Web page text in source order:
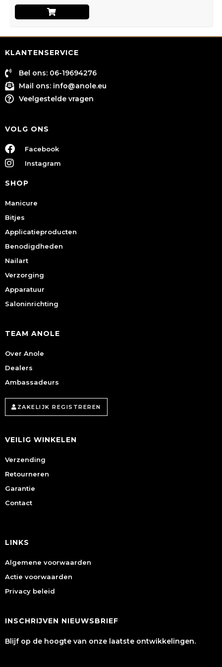
KLANTENSERVICE
Bel ons: 06-19694276
Mail ons: info@anole.eu
Veelgestelde vragen
VOLG ONS
Facebook
Instagram
SHOP
Manicure
Bitjes
Applicatieproducten
Benodigdheden
Nailart
Verzorging
Apparatuur
Saloninrichting
TEAM ANOLE
Over Anole
Dealers
Ambassadeurs
ZAKELIJK REGISTREREN
VEILIG WINKELEN
Verzending
Retourneren
Garantie
Contact
LINKS
Algemene voorwaarden
Actie voorwaarden
Privacy beleid
INSCHRIJVEN NIEUWSBRIEF
Blijf op de hoogte van onze laatste ontwikkelingen.